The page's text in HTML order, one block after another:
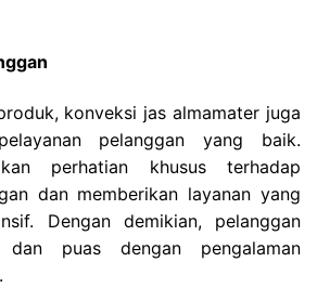
konveksi jas almamater juga
pelanggan yang baik.
perhatian khusus terhadap
dan memberikan layanan yang
Dengan demikian, pelanggan
dan puas dengan pengalaman